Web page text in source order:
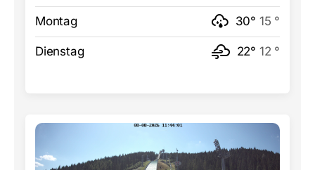
Montag 30° 15 °
Dienstag 22° 12 °